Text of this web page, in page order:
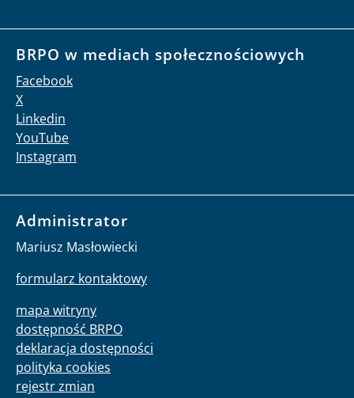
BRPO w mediach społecznościowych
Facebook
X
Linkedin
YouTube
Instagram
Administrator
Mariusz Masłowiecki
formularz kontaktowy
mapa witryny
dostępność BRPO
deklaracja dostępności
polityka cookies
rejestr zmian